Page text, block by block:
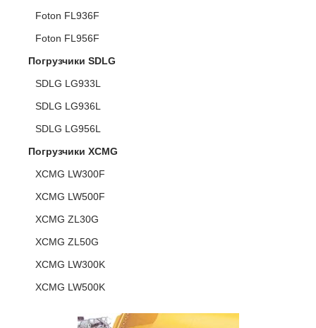
Foton FL936F
Foton FL956F
Погрузчики SDLG
SDLG LG933L
SDLG LG936L
SDLG LG956L
Погрузчики XCMG
XCMG LW300F
XCMG LW500F
XCMG ZL30G
XCMG ZL50G
XCMG LW300K
XCMG LW500K